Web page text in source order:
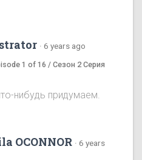
· 6 years ago
1 of 16 / Сезон 2 Серия
нибудь придумаем.
OCONNOR · 6 years